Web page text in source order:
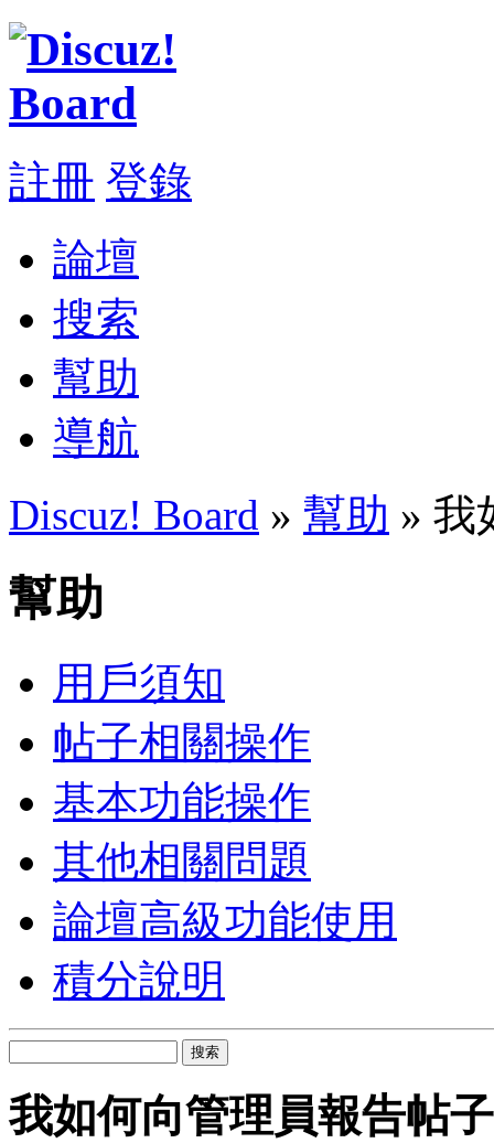
註冊 登錄
論壇
搜索
幫助
導航
Discuz! Board » 幫助 » 我
幫助
用戶須知
帖子相關操作
基本功能操作
其他相關問題
論壇高級功能使用
積分說明
搜索
我如何向管理員報告帖子